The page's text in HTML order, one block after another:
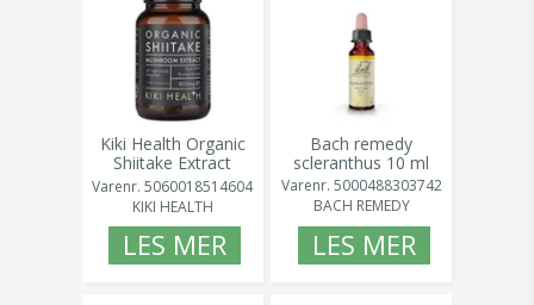
Kiki Health Organic
Shiitake Extract
400mg 60kaps
Varenr. 5060018514604
KIKI HEALTH
LES MER
Bach remedy
scleranthus 10 ml
Varenr. 5000488303742
BACH REMEDY
LES MER